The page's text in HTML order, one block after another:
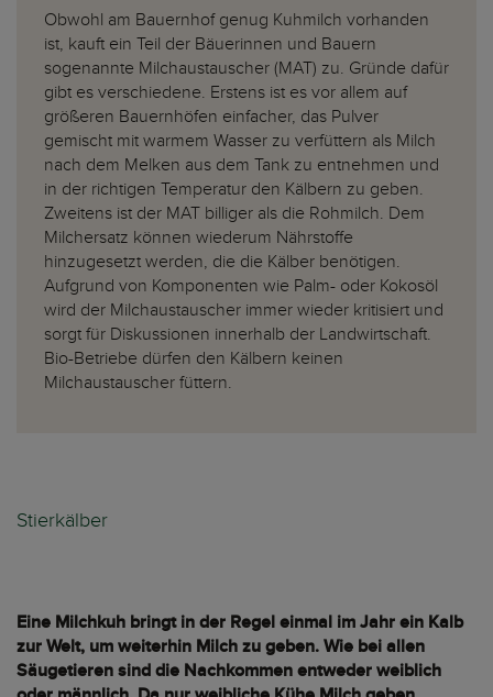
Obwohl am Bauernhof genug Kuhmilch vorhanden
ist, kauft ein Teil der Bäuerinnen und Bauern
sogenannte Milchaustauscher (MAT) zu. Gründe dafür
gibt es verschiedene. Erstens ist es vor allem auf
größeren Bauernhöfen einfacher, das Pulver
gemischt mit warmem Wasser zu verfüttern als Milch
nach dem Melken aus dem Tank zu entnehmen und
in der richtigen Temperatur den Kälbern zu geben.
Zweitens ist der MAT billiger als die Rohmilch. Dem
Milchersatz können wiederum Nährstoffe
hinzugesetzt werden, die die Kälber benötigen.
Aufgrund von Komponenten wie Palm- oder Kokosöl
wird der Milchaustauscher immer wieder kritisiert und
sorgt für Diskussionen innerhalb der Landwirtschaft.
Bio-Betriebe dürfen den Kälbern keinen
Milchaustauscher füttern.
Stierkälber
Eine Milchkuh bringt in der Regel einmal im Jahr ein Kalb
zur Welt, um weiterhin Milch zu geben. Wie bei allen
Säugetieren sind die Nachkommen entweder weiblich